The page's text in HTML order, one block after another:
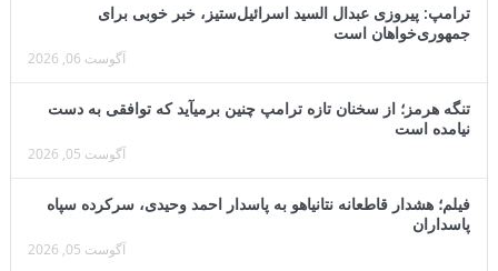
ترامپ: پیروزی عبدال السید اسرائیل‌ستیز، خبر خوبی برای
جمهوری‌خواهان است
آگوست 06, 2026
تنگه هرمز؛ از سخنان تازه ترامپ چنین برمیآید که توافقی به دست
نیامده است
آگوست 05, 2026
فیلم؛ هشدار قاطعانه نتانیاهو به پاسدار احمد وحیدی، سرکرده سپاه
پاسداران
آگوست 05, 2026